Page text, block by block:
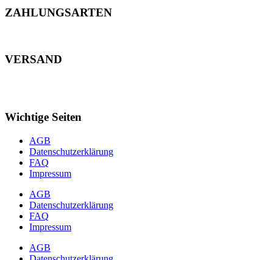
ZAHLUNGSARTEN
VERSAND
Wichtige Seiten
AGB
Datenschutzerklärung
FAQ
Impressum
AGB
Datenschutzerklärung
FAQ
Impressum
AGB